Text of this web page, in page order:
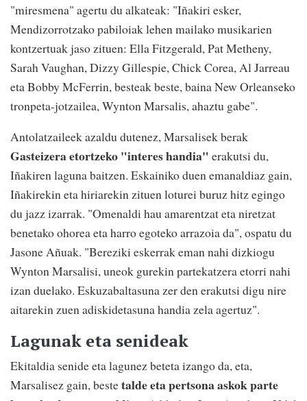
"miresmena" agertu du alkateak: "Iñakiri esker,
Mendizorrotzako pabiloiak lehen mailako musikarien
kontzertuak jaso zituen: Ella Fitzgerald, Pat Metheny,
Sarah Vaughan, Dizzy Gillespie, Chick Corea, Al Jarreau
eta Bobby McFerrin, besteak beste, baina New Orleanseko
tronpeta-jotzailea, Wynton Marsalis, ahaztu gabe".
Antolatzaileek azaldu dutenez, Marsalisek berak
Gasteizera etortzeko "interes handia" erakutsi du,
Iñakiren laguna baitzen. Eskainiko duen emanaldiaz gain,
Iñakirekin eta hiriarekin zituen loturei buruz hitz egingo
du jazz izarrak. "Omenaldi hau amarentzat eta niretzat
benetako ohorea eta harro egoteko arrazoia da", ospatu du
Jasone Añuak. "Bereziki eskerrak eman nahi dizkiogu
Wynton Marsalisi, uneok gurekin partekatzera etorri nahi
izan duelako. Eskuzabaltasuna zer den erakutsi digu nire
aitarekin zuen adiskidetasuna handia zela agertuz".
Lagunak eta senideak
Ekitaldia senide eta lagunez beteta izango da, eta,
Marsalisez gain, bestetalde eta pertsona askok parte